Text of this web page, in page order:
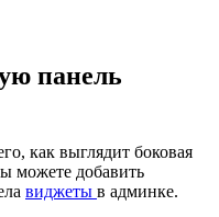
панель
как выглядит боковая
можете добавить
виджеты в админке.